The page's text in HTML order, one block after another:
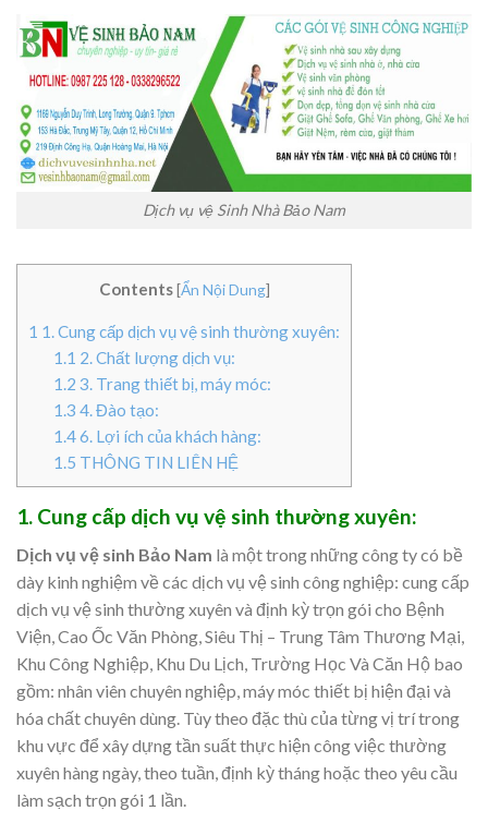
Dịch vụ vệ Sinh Nhà Bảo Nam
Contents [Ẩn Nội Dung]
1 1. Cung cấp dịch vụ vệ sinh thường xuyên:
1.1 2. Chất lượng dịch vụ:
1.2 3. Trang thiết bị, máy móc:
1.3 4. Đào tạo:
1.46. Lợi ích của khách hàng:
1.5 THÔNG TIN LIÊN HỆ
1. Cung cấp dịch vụ vệ sinh thường xuyên:
Dịch vụ vệ sinh Bảo Nam là một trong những công ty có bề
dày kinh nghiệm về các dịch vụ vệ sinh công nghiệp: cung cấp
dịch vụ vệ sinh thường xuyên và định kỳ trọn gói cho Bệnh
Viện, Cao Ốc Văn Phòng, Siêu Thị – Trung Tâm Thương Mại,
Khu Công Nghiệp, Khu Du Lịch, Trường Học Và Căn Hộ bao
gồm: nhân viên chuyên nghiệp, máy móc thiết bị hiện đại và
hóa chất chuyên dùng. Tùy theo đặc thù của từng vị trí trong
khu vực để xây dựng tần suất thực hiện công việc thường
xuyên hàng ngày, theo tuần, định kỳ tháng hoặc theo yêu cầu
làm sạch trọn gói 1 lần.